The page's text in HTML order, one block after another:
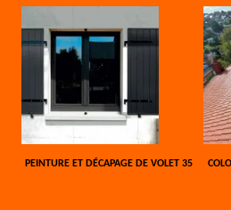
PEINTURE ET DÉCAPAGE DE VOLET 35